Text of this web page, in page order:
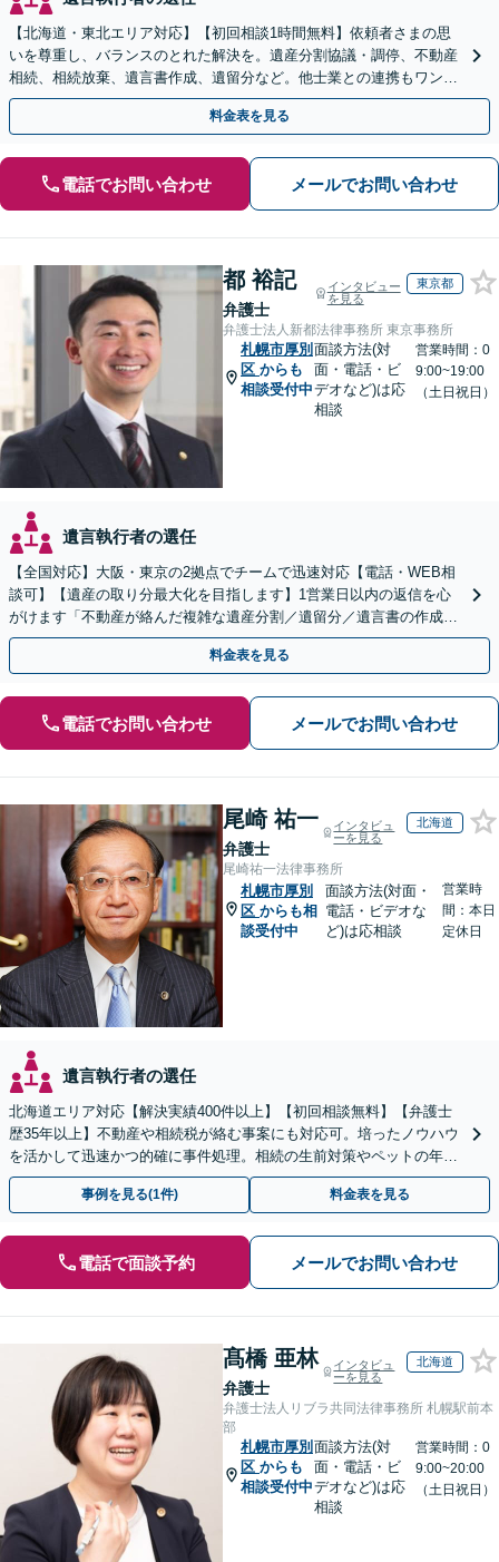
【北海道・東北エリア対応】【初回相談1時間無料】依頼者さまの思
いを尊重し、バランスのとれた解決を。遺産分割協議・調停、不動産
相続、相続放棄、遺言書作成、遺留分など。他士業との連携もワンス
トップで対応します【休日・夜間面談OK】
料金表を見る
電話でお問い合わせ メールでお問い合わせ
都 裕記
弁護士
インタビュー
を見る
東京都
弁護士法人新都法律事務所 東京事務所
札幌市厚別
区 からも
相談受付中
面談方法(対
面・電話・ビ
デオなど)は応
相談
営業時間：0
9:00~19:00
（土日祝日）
遺言執行者の選任
【全国対応】大阪・東京の2拠点でチームで迅速対応【電話・WEB相
談可】【遺産の取り分最大化を目指します】1営業日以内の返信を心
がけます「不動産が絡んだ複雑な遺産分割／遺留分／遺言書の作成・
執行／事業承継など、お任せください」【休日相談あり】
料金表を見る
電話でお問い合わせ メールでお問い合わせ
尾崎 祐一
弁護士
インタビュ
ーを見る
北海道
尾崎祐一法律事務所
札幌市厚別
区 からも相
談受付中
面談方法(対面・
電話・ビデオな
ど)は応相談
営業時
間：本日
定休日
遺言執行者の選任
北海道エリア対応【解決実績400件以上】【初回相談無料】【弁護士
歴35年以上】不動産や相続税が絡む事案にも対応可。培ったノウハウ
を活かして迅速かつ的確に事件処理。相続の生前対策やペットの年金
システムもお任せ【完全個室】【自衛隊前駅8分】
事例を見る(1件) 料金表を見る
電話で面談予約 メールでお問い合わせ
髙橋 亜林
弁護士
インタビュ
ーを見る
北海道
弁護士法人リブラ共同法律事務所 札幌駅前本
部
札幌市厚別
区 からも
相談受付中
面談方法(対
面・電話・ビ
デオなど)は応
相談
営業時間：0
9:00~20:00
（土日祝日）